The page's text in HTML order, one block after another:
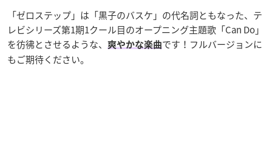
「ゼロステップ」は「黒子のバスケ」の代名詞ともなった、テ
レビシリーズ第1期1クール目のオープニング主題歌「Can Do」
を彷彿とさせるような、
爽やかな楽曲です！フルバージョンに
もご期待ください。